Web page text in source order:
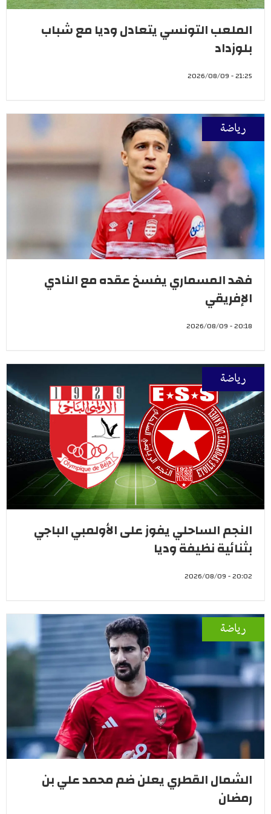
الملعب التونسي يتعادل وديا مع شباب
بلوزداد
21:25 - 2026/08/09
رياضة
فهد المسماري يفسخ عقده مع النادي
الإفريقي
20:18 - 2026/08/09
رياضة
النجم الساحلي يفوز على الأولمبي الباجي
بثنائية نظيفة وديا
20:02 - 2026/08/09
رياضة
الشمال القطري يعلن ضم محمد علي بن
رمضان